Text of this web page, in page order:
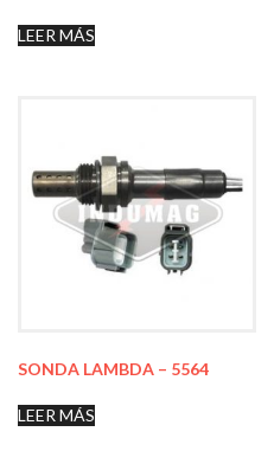
LEER MÁS
SONDA LAMBDA – 5564
LEER MÁS